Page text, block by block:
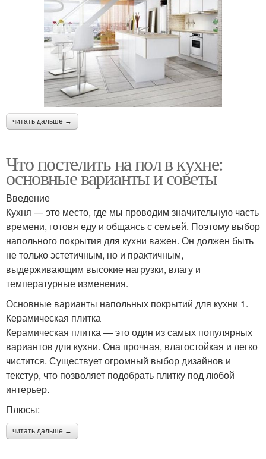
читать дальше →
Что постелить на пол в кухне:
основные варианты и советы
Введение
Кухня — это место, где мы проводим значительную часть
времени, готовя еду и общаясь с семьей. Поэтому выбор
напольного покрытия для кухни важен. Он должен быть
не только эстетичным, но и практичным,
выдерживающим высокие нагрузки, влагу и
температурные изменения.
Основные варианты напольных покрытий для кухни 1.
Керамическая плитка
Керамическая плитка — это один из самых популярных
вариантов для кухни. Она прочная, влагостойкая и легко
чистится. Существует огромный выбор дизайнов и
текстур, что позволяет подобрать плитку под любой
интерьер.
Плюсы:
читать дальше →